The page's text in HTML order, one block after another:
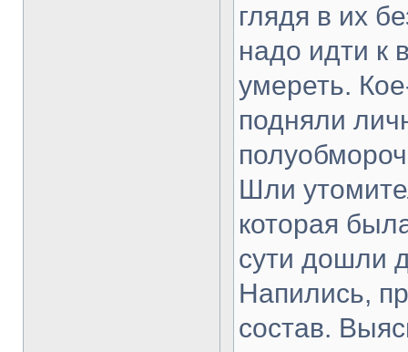
глядя в их
надо идти к
умереть.
подняли
Шли
которая
сути дошли
Напились,
состав.